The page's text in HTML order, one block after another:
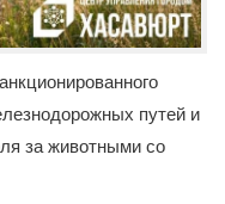
путей и
за животными со